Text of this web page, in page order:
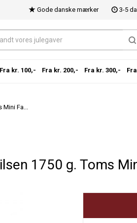
Mini Fa...
1750 g. Toms
Gode danske mærker 3-5
Fra kr. 100,- Fra kr. 200,- Fra kr. 300,-